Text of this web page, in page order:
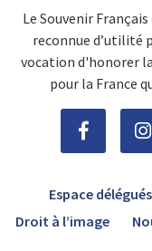
Le Souvenir
reconnue d’utilité
vocation d'honorer
pour la France
Espace délégués
Droit à l’image